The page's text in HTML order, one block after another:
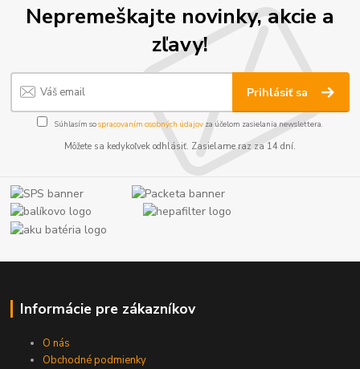
Nepremeškajte novinky, akcie a
zľavy!
Prihlásiť sa
Súhlasím sospracovaním osobných údajov za účelom zasielania newslettera.
Môžete sa kedykoľvek odhlásiť. Zasielame raz za 14 dní.
Informácie pre zákazníkov
O nás
Obchodné podmienky